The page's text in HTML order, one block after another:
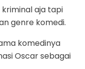
aja tapi
genre komedi.
komedinya
Oscar sebagai